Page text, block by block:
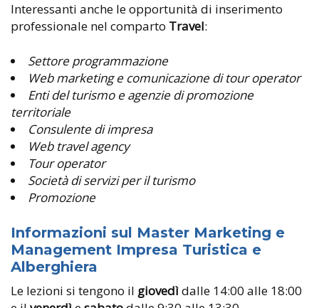
Interessanti anche le opportunità di inserimento
professionale nel comparto Travel:
Settore programmazione
Web marketing e comunicazione di tour operator
Enti del turismo e agenzie di promozione
territoriale
Consulente di impresa
Web travel agency
Tour operator
Società di servizi per il turismo
Promozione
Informazioni sul Master Marketing e
Management Impresa Turistica e
Alberghiera
Le lezioni si tengono il giovedìdalle 14:00 alle 18:00